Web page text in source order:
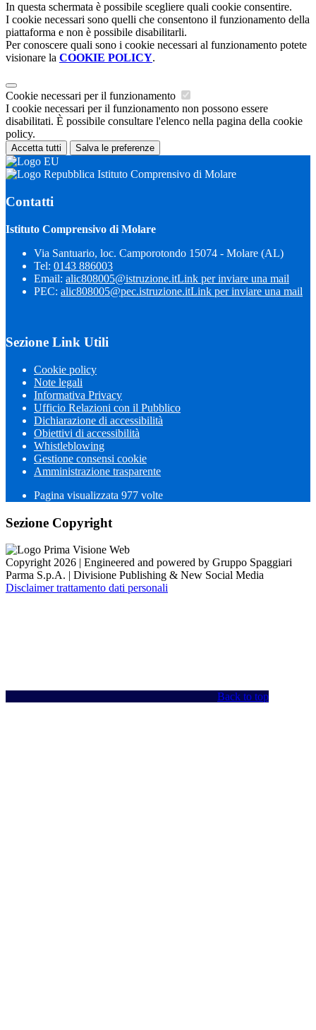
In questa schermata è possibile scegliere quali cookie consentire.
I cookie necessari sono quelli che consentono il funzionamento della
piattaforma e non è possibile disabilitarli.
Per conoscere quali sono i cookie necessari al funzionamento potete
visionare la COOKIE POLICY.
Cookie necessari per il funzionamento
I cookie necessari per il funzionamento non possono essere
disabilitati. È possibile consultare l'elenco nella pagina della cookie
policy.
Accetta tutti Salva le preferenze
Istituto Comprensivo di Molare
Contatti
Istituto Comprensivo di Molare
Via Santuario, loc. Camporotondo 15074 - Molare (AL)
Tel: 0143 886003
Email: alic808005@istruzione.itLink per inviare una mail
PEC: alic808005@pec.istruzione.itLink per inviare una mail
Sezione Link Utili
Cookie policy
Note legali
Informativa Privacy
Ufficio Relazioni con il Pubblico
Dichiarazione di accessibilità
Obiettivi di accessibilità
Whistleblowing
Gestione consensi cookie
Amministrazione trasparente
Pagina visualizzata 977 volte
Sezione Copyright
Copyright 2026 | Engineered and powered by Gruppo Spaggiari
Parma S.p.A. | Divisione Publishing & New Social Media
Disclaimer trattamento dati personali
Back to top